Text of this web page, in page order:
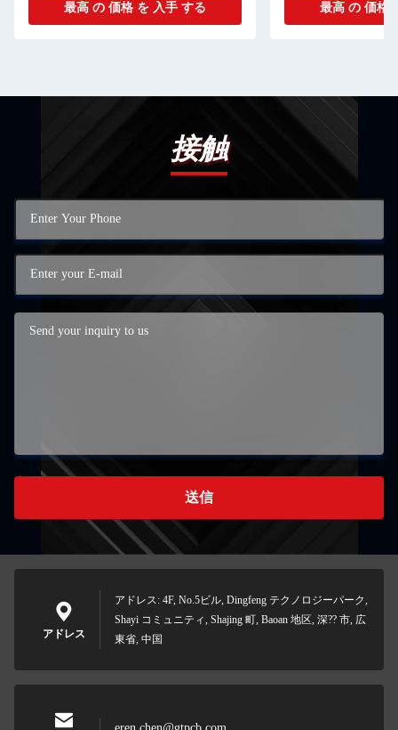
最高 の 価格 を 入手 する 最高 の 価格
接触
送信
アドレス
アドレス: 4F, No.5ビル, Dingfeng テクノロジーパーク,
Shayi コミュニティ, Shajing 町, Baoan 地区, 深?? 市, 広
東省, 中国